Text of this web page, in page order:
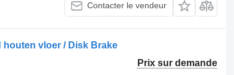
Contacter le vendeur
houten vloer / Disk Brake
Prix sur demande